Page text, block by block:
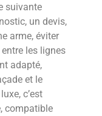
suivante
un devis,
arme, éviter
les lignes
adapté,
et le
c’est
compatible